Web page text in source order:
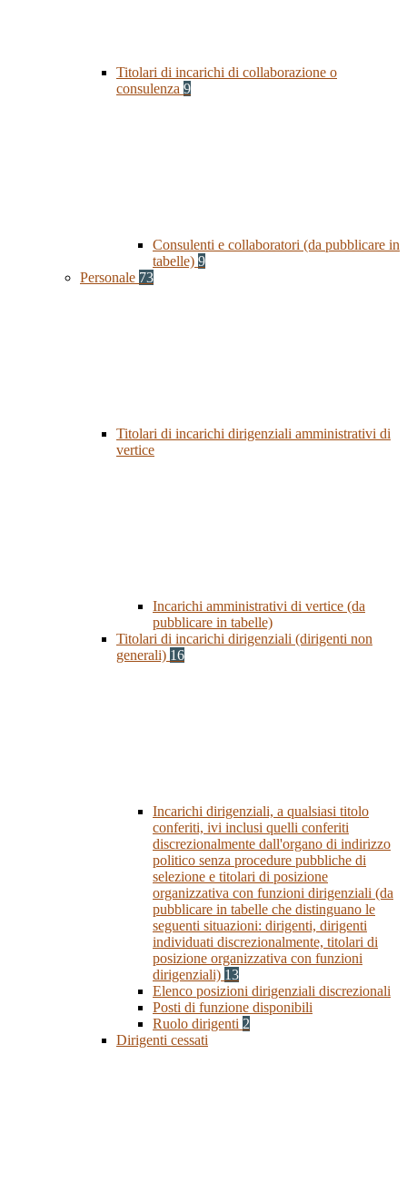
Titolari di incarichi di collaborazione o
consulenza 9
Consulenti e collaboratori (da pubblicare in
tabelle) 9
Personale 73
Titolari di incarichi dirigenziali amministrativi di
vertice
Incarichi amministrativi di vertice (da
pubblicare in tabelle)
Titolari di incarichi dirigenziali (dirigenti non
generali) 16
Incarichi dirigenziali, a qualsiasi titolo
conferiti, ivi inclusi quelli conferiti
discrezionalmente dall'organo di indirizzo
politico senza procedure pubbliche di
selezione e titolari di posizione
organizzativa con funzioni dirigenziali (da
pubblicare in tabelle che distinguano le
seguenti situazioni: dirigenti, dirigenti
individuati discrezionalmente, titolari di
posizione organizzativa con funzioni
dirigenziali) 13
Elenco posizioni dirigenziali discrezionali
Posti di funzione disponibili
Ruolo dirigenti 2
Dirigenti cessati